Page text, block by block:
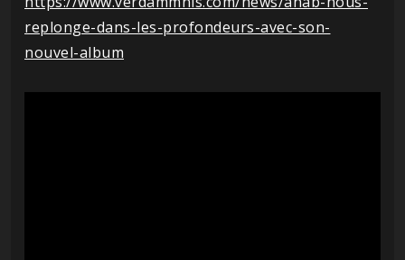
replonge-dans-les-profondeurs-avec-son-
nouvel-album